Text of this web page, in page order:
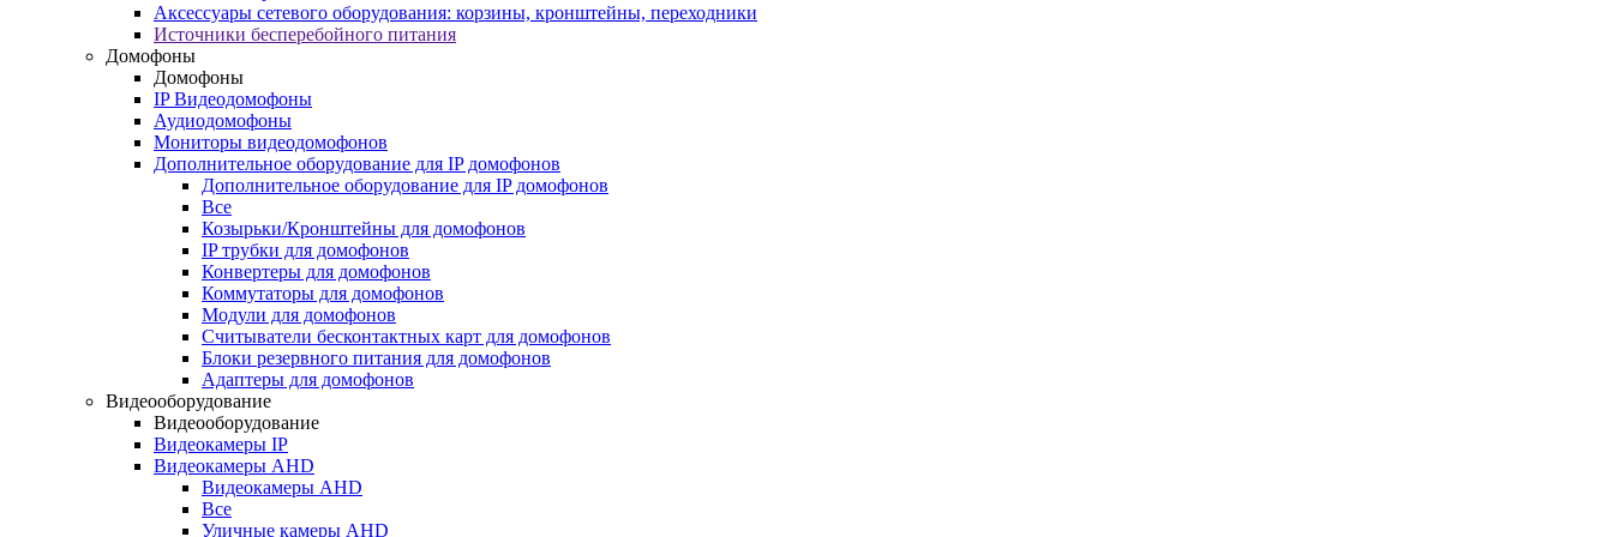
Аксессуары сетевого оборудования: корзины, кронштейны, переходники
Источники бесперебойного питания
Домофоны
Домофоны
IP Видеодомофоны
Аудиодомофоны
Мониторы видеодомофонов
Дополнительное оборудование для IP домофонов
Дополнительное оборудование для IP домофонов
Все
Козырьки/Кронштейны для домофонов
IP трубки для домофонов
Конвертеры для домофонов
Коммутаторы для домофонов
Модули для домофонов
Считыватели бесконтактных карт для домофонов
Блоки резервного питания для домофонов
Адаптеры для домофонов
Видеооборудование
Видеооборудование
Видеокамеры IP
Видеокамеры AHD
Видеокамеры AHD
Все
Уличные камеры AHD